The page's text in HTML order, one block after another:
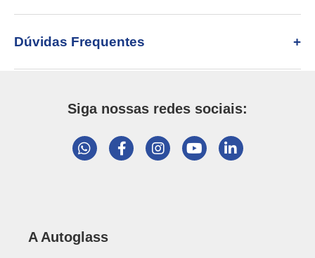
Dúvidas Frequentes
Siga nossas redes sociais:
A Autoglass